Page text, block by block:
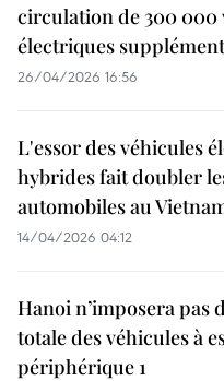
circulation de 300 000
électriques
26/04/2026 16:56
L'essor des véhicules
hybrides fait doubler
automobiles au
14/04/2026 04:12
Hanoi n’imposera pas
totale des véhicules à
périphérique 1